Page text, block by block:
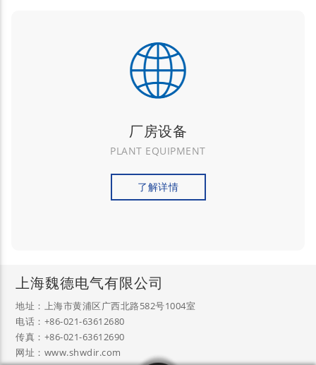
厂房设备
PLANT EQUIPMENT
了解详情
上海魏德电气有限公司
地址：上海市黄浦区广西北路582号1004室
电话：+86-021-63612680
传真：+86-021-63612690
网址：www.shwdir.com